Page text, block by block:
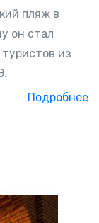
пляж в
он стал
из
Подробнее